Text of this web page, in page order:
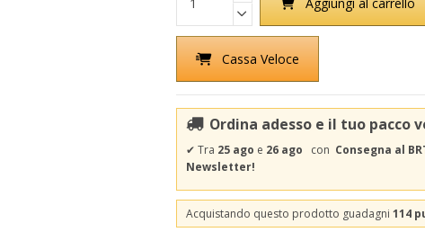
Cassa Veloce
Ordina adesso e il tuo pacco
✔ Tra 25 ago e 26 ago con Consegna al
Newsletter!
Acquistando questo prodotto guadagni 114